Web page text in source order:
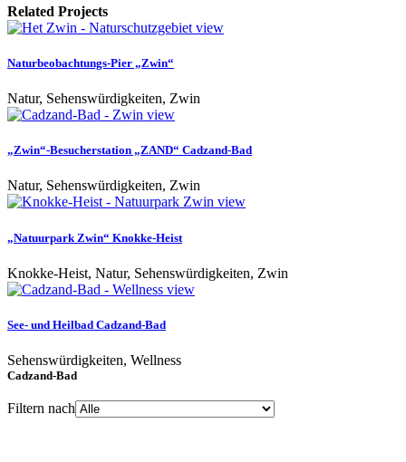
Related Projects
view
Naturbeobachtungs-Pier „Zwin“
Natur, Sehenswürdigkeiten, Zwin
view
„Zwin“-Besucherstation „ZAND“ Cadzand-Bad
Natur, Sehenswürdigkeiten, Zwin
view
„Natuurpark Zwin“ Knokke-Heist
Knokke-Heist, Natur, Sehenswürdigkeiten, Zwin
view
See- und Heilbad Cadzand-Bad
Sehenswürdigkeiten, Wellness
Cadzand-Bad
Filtern nach